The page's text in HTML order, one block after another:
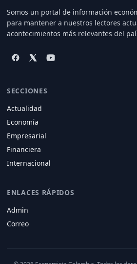
Somos un portal de información
para mantener a nuestros lectores
acontecimientos más relevantes del
SECCIONES
Actualidad
Economía
Empresarial
Financiera
Internacional
ENLACES RÁPIDOS
Admin
Correo